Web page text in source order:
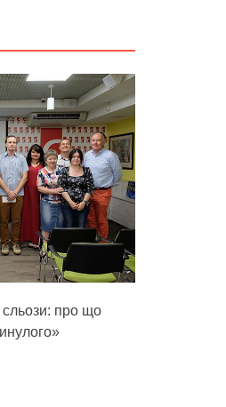
сльози: про що